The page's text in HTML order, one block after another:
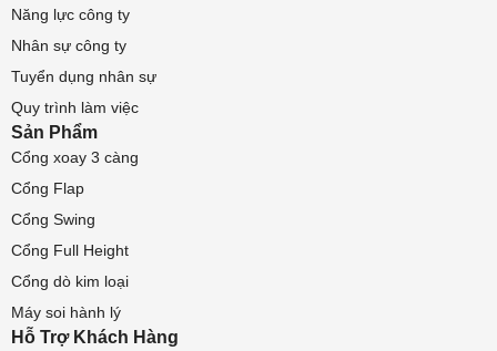
Năng lực công ty
Nhân sự công ty
Tuyển dụng nhân sự
Quy trình làm việc
Sản Phẩm
Cổng xoay 3 càng
Cổng Flap
Cổng Swing
Cổng Full Height
Cổng dò kim loại
Máy soi hành lý
Hỗ Trợ Khách Hàng